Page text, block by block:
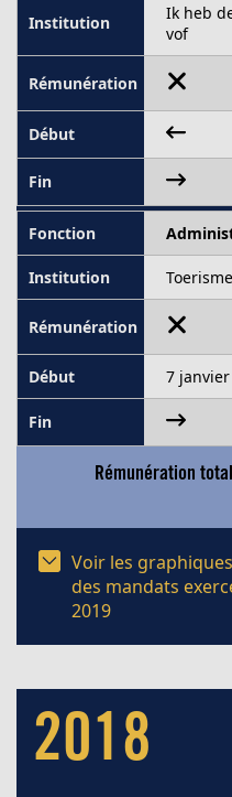
Ik heb
vof
7
Rémunération
Voir les
des mandats
2019
2018